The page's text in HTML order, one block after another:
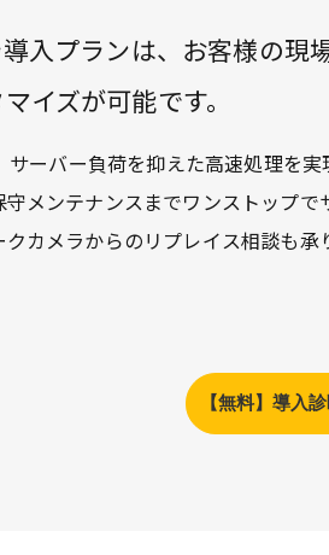
入プランは、お客様の現
イズが可能です。
サーバー負荷を抑えた高速処理を実
メンテナンスまでワンストップで
カメラからのリプレイス相談も承
【無料】導入